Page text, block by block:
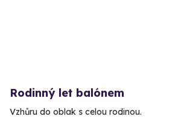
Rodinný let balónem
Vzhůru do oblak s celou rodinou.